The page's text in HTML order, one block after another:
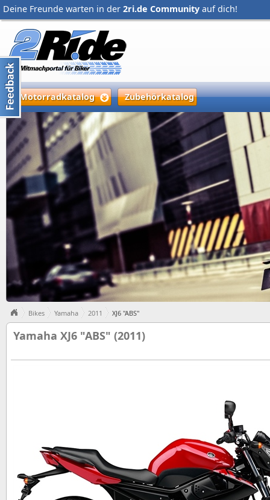
Deine Freunde warten in der 2ri.de Community auf dich!
Motorradkatalog Zubehörkatalog
Bikes Yamaha 2011 XJ6 "ABS"
Yamaha XJ6 "ABS" (2011)